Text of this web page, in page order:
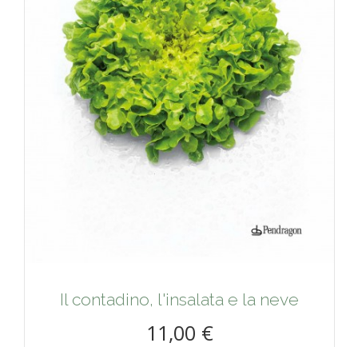
Il contadino, l'insalata e la neve
11,00 €